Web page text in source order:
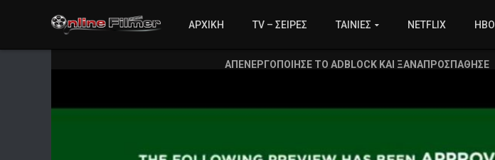
ΑΡΧΙΚΗ TV – ΣΕΙΡΕΣ ΤΑΙΝΙΕΣ NETFLIX HBO
ΑΠΕΝΕΡΓΟΠΟΙΗΣΕ ΤΟ ADBLOCK ΚΑΙ ΞΑΝΑΠΡΟΣΠΑΘΗΣΕ